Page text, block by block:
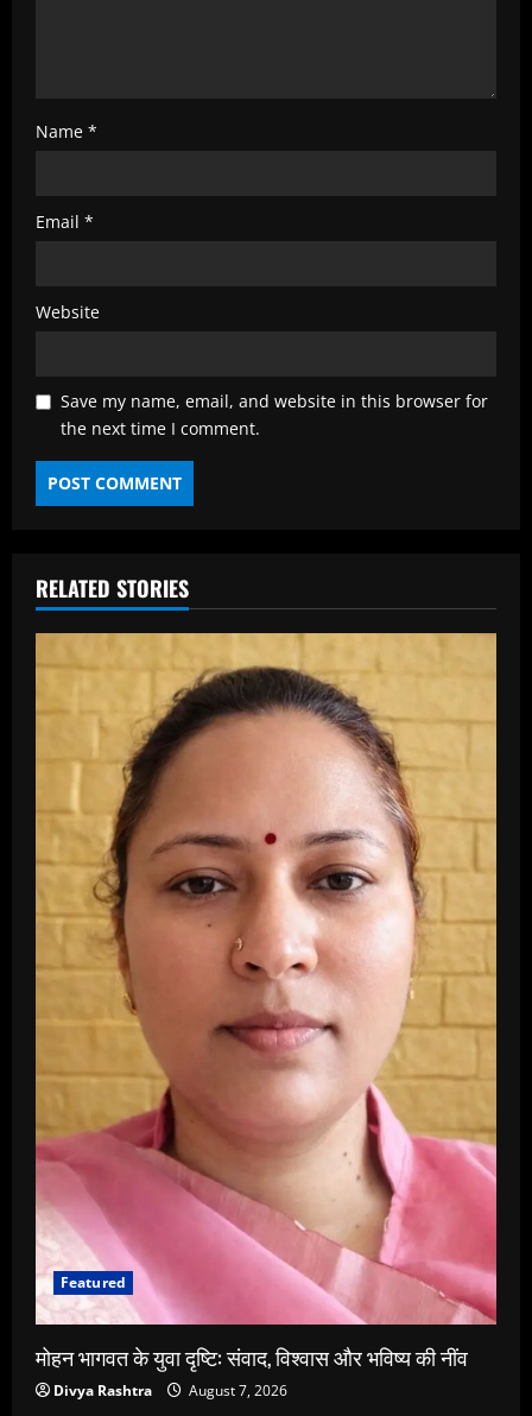
Name *
Email *
Website
Save my name, email, and website in this browser for
the next time I comment.
RELATED STORIES
Featured
मोहन भागवत के युवा दृष्टि: संवाद, विश्वास और भविष्य की नींव
Divya Rashtra August 7, 2026